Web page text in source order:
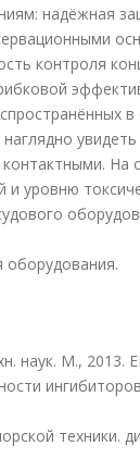
надёжная
контроля
уровню
оборудования.
наук. М., 2013.
техники.